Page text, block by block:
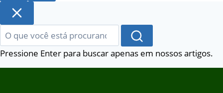
Pular
para
conteúdo
Pressione Enter para buscar apenas em nossos artigos.